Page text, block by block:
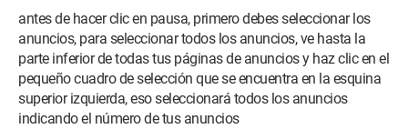
antes de hacer clic en pausa, primero debes seleccionar los
anuncios, para seleccionar todos los anuncios, ve hasta la
parte inferior de todas tus páginas de anuncios y haz clic en el
pequeño cuadro de selección que se encuentra en la esquina
superior izquierda, eso seleccionará todos los anuncios
indicando el número de tus anuncios